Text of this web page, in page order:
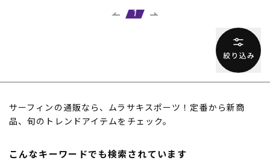
1
サーフィンの通販なら、ムラサキスポーツ！定番から新商
品、旬のトレンドアイテムをチェック。
こんなキーワードでも検索されています